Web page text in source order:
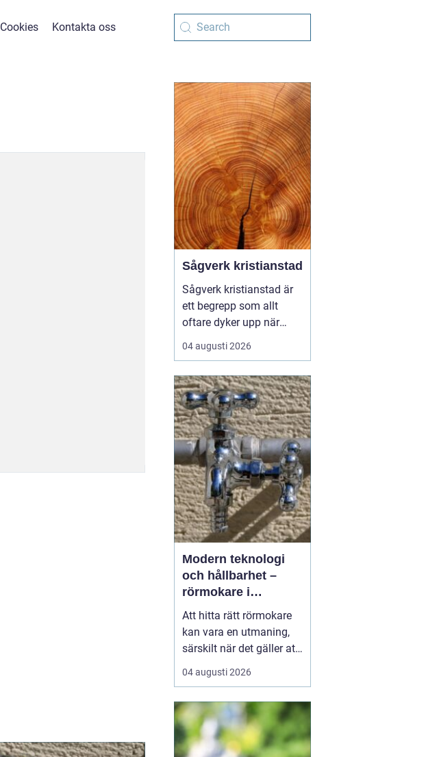
Cookies Kontakta oss
Sågverk kristianstad
Sågverk kristianstad är
ett begrepp som allt
oftare dyker upp när
husbyggare, snickare
och markägare söker
trävaror i nordöstra
skåne. Områdets långa
tradition av skogsbruk
och hantverk har skapat
en stark bas för sågverk
som k...
04 augusti 2026
Modern teknologi
och hållbarhet –
rörmokare i
Jämtland
Att hitta rätt rörmokare
kan vara en utmaning,
särskilt när det gäller att
välja bland många
erbjudanden på en
Jämtland. Kvalificerade
rörmokare är viktiga för
att s&aum...
04 augusti 2026